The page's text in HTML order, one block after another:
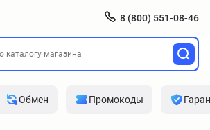
8 (800) 551-08-46
Обмен Промокоды